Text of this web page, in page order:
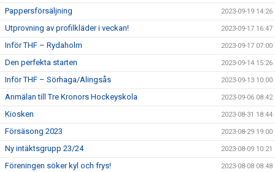
Pappersförsäljning 2023-09-19 14:26
Utprovning av profilkläder i veckan! 2023-09-17 16:47
Inför THF – Rydaholm 2023-09-17 07:00
Den perfekta starten 2023-09-14 15:26
Inför THF – Sörhaga/Alingsås 2023-09-13 10:00
Anmälan till Tre Kronors Hockeyskola 2023-09-06 08:42
Kiosken 2023-08-31 18:44
Försäsong 2023 2023-08-29 19:00
Ny intäktsgrupp 23/24 2023-08-09 10:21
Föreningen söker kyl och frys! 2023-08-08 08:48